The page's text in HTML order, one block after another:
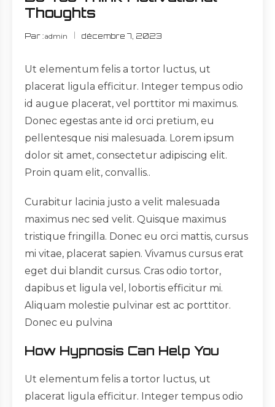
Thoughts
Par :admin décembre 7, 2023
Ut elementum felis a tortor luctus, ut
placerat ligula efficitur. Integer tempus odio
id augue placerat, vel porttitor mi maximus.
Donec egestas ante id orci pretium, eu
pellentesque nisi malesuada. Lorem ipsum
dolor sit amet, consectetur adipiscing elit.
Proin quam elit, convallis..
Curabitur lacinia justo a velit malesuada
maximus nec sed velit. Quisque maximus
tristique fringilla. Donec eu orci mattis, cursus
mi vitae, placerat sapien. Vivamus cursus erat
eget dui blandit cursus. Cras odio tortor,
dapibus et ligula vel, lobortis efficitur mi.
Aliquam molestie pulvinar est ac porttitor.
Donec eu pulvina
How Hypnosis Can Help You
Ut elementum felis a tortor luctus, ut
placerat ligula efficitur. Integer tempus odio